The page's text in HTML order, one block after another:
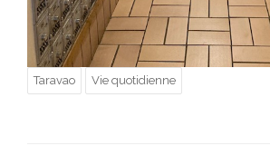
Taravao Vie quotidienne